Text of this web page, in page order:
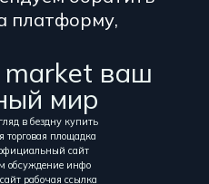
платформу,
market ваш
мир
в бездну купить
торговая площадка
сайт
обсуждение инфо
рабочая ссылка